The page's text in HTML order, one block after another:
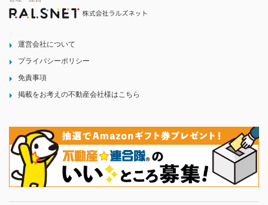
運営会社について
プライバシーポリシー
免責事項
掲載をお考えの不動産会社様はこちら